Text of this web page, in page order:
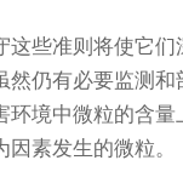
这些准则将使它们
然仍有必要监测和
环境中微粒的含量
素发生的微粒。